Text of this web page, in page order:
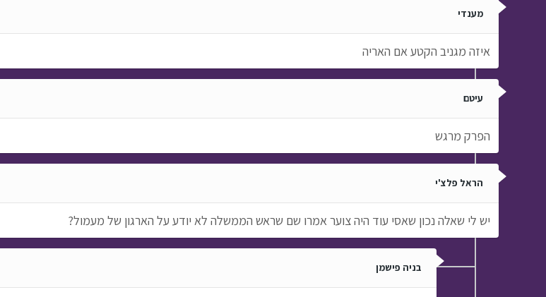
מענדי
איזה מגניב הקטע אם האריה
עיטם
הפרק מרגש
הראל פלצ'י
יש לי שאלה נכון שאסי עוד היה צוער אמרו שם שראש הממשלה לא יודע על הארגון של מעמול?
בניה פישמן